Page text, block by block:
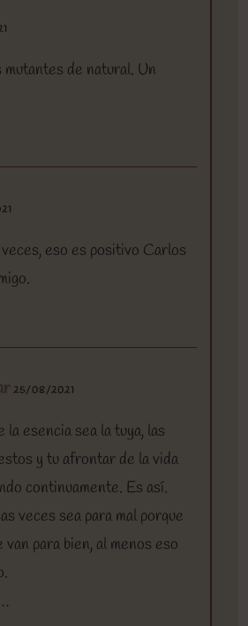
mutantes de natural. Un
eso es positivo Carlos
25/08/2021
la esencia sea la tuya, las
y tu afrontar de la vida
continuamente. Es así.
veces sea para mal porque
van para bien, al menos eso